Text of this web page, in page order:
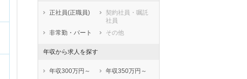
正社員(正職員)
契約社員・嘱託
社員
非常勤・パート
その他
年収から求人を探す
年収300万円～
年収350万円～